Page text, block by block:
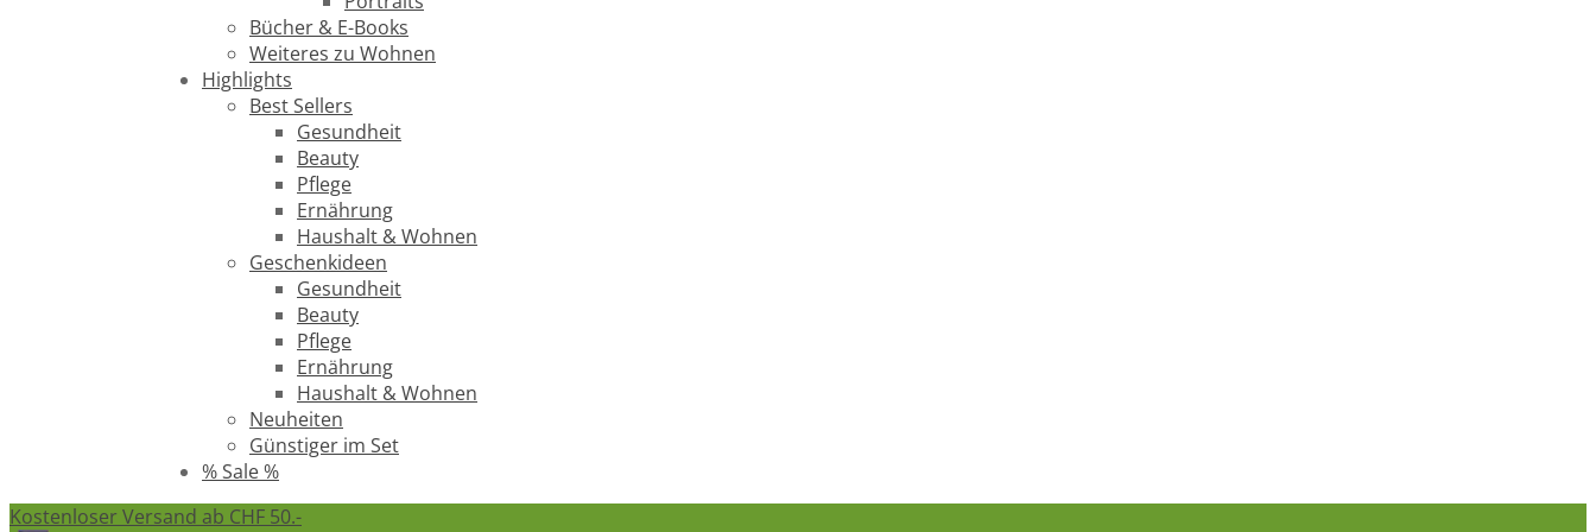
Bücher & E-Books
Weiteres zu Wohnen
Highlights
Best Sellers
Gesundheit
Beauty
Pflege
Ernährung
Haushalt & Wohnen
Geschenkideen
Gesundheit
Beauty
Pflege
Ernährung
Haushalt & Wohnen
Neuheiten
Günstiger im Set
% Sale %
Kostenloser Versand ab CHF 50.-